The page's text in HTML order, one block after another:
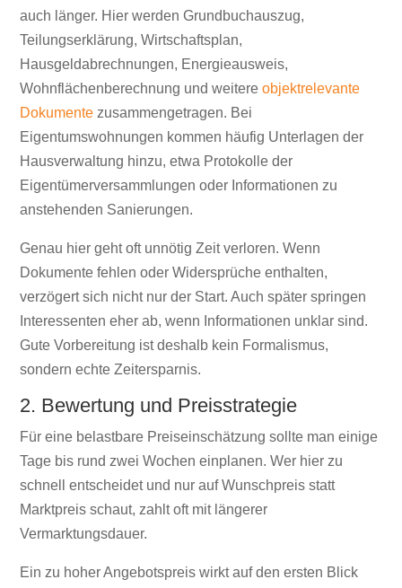
auch länger. Hier werden Grundbuchauszug,
Teilungserklärung, Wirtschaftsplan,
Hausgeldabrechnungen, Energieausweis,
Wohnflächenberechnung und weitereobjektrelevante
Dokumente zusammengetragen. Bei
Eigentumswohnungen kommen häufig Unterlagen der
Hausverwaltung hinzu, etwa Protokolle der
Eigentümerversammlungen oder Informationen zu
anstehenden Sanierungen.
Genau hier geht oft unnötig Zeit verloren. Wenn
Dokumente fehlen oder Widersprüche enthalten,
verzögert sich nicht nur der Start. Auch später springen
Interessenten eher ab, wenn Informationen unklar sind.
Gute Vorbereitung ist deshalb kein Formalismus,
sondern echte Zeitersparnis.
2. Bewertung und Preisstrategie
Für eine belastbare Preiseinschätzung sollte man einige
Tage bis rund zwei Wochen einplanen. Wer hier zu
schnell entscheidet und nur auf Wunschpreis statt
Marktpreis schaut, zahlt oft mit längerer
Vermarktungsdauer.
Ein zu hoher Angebotspreis wirkt auf den ersten Blick